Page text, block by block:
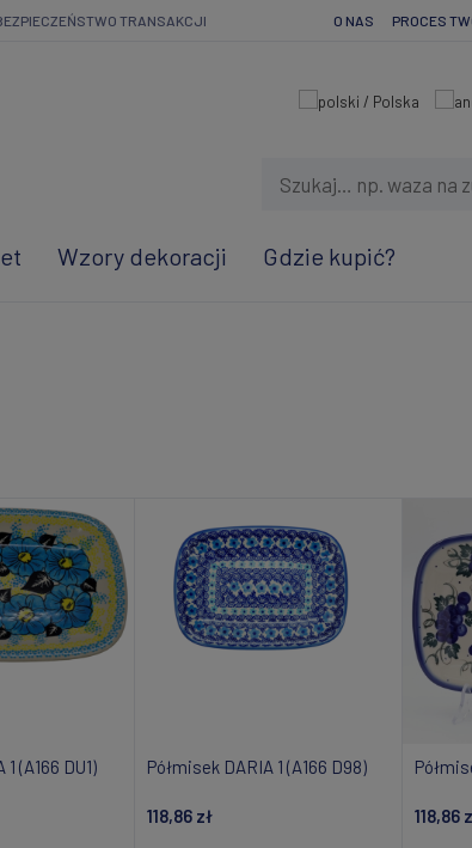
TRANSAKCJI O NAS PROCES
Wzory dekoracji Gdzie kupić?
(A166 DU1) Półmisek DARIA 1 (A166 D98)
118,86 zł 118,86